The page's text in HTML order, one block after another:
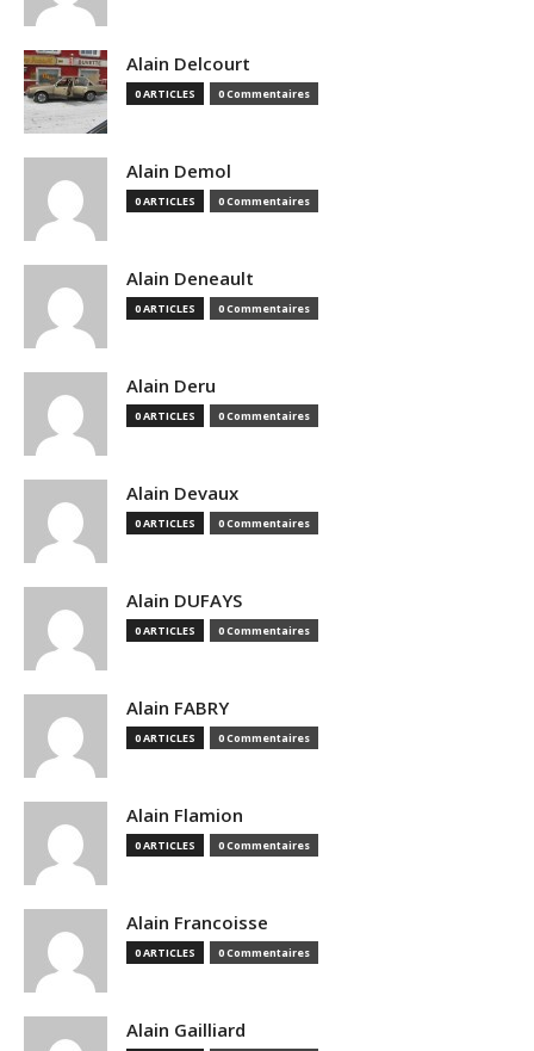
Alain Delcourt
0 ARTICLES 0 Commentaires
Alain Demol
0 ARTICLES 0 Commentaires
Alain Deneault
0 ARTICLES 0 Commentaires
Alain Deru
0 ARTICLES 0 Commentaires
Alain Devaux
0 ARTICLES 0 Commentaires
Alain DUFAYS
0 ARTICLES 0 Commentaires
Alain FABRY
0 ARTICLES 0 Commentaires
Alain Flamion
0 ARTICLES 0 Commentaires
Alain Francoisse
0 ARTICLES 0 Commentaires
Alain Gailliard